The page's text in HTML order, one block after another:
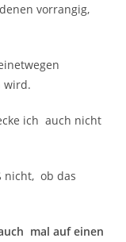
vorrangig,
wird.
ich auch nicht
nicht, ob das
mal auf einen